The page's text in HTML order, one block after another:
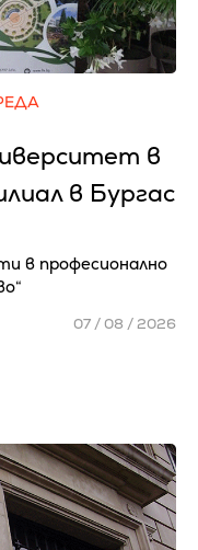
в
в Бургас
в професионално
07 / 08 / 2026